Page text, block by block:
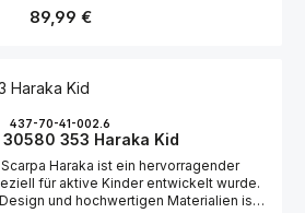
Regulärer Preis:
89,99 €
437-70-41-002.6
353 Haraka Kid
Haraka ist ein hervorragender
für aktive Kinder entwickelt wurde.
und hochwertigen Materialien ist